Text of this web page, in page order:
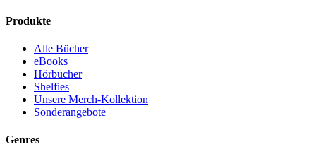
Produkte
Alle Bücher
eBooks
Hörbücher
Shelfies
Unsere Merch-Kollektion
Sonderangebote
Genres